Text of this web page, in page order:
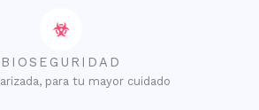
BIOSEGURIDAD
para tu mayor cuidado